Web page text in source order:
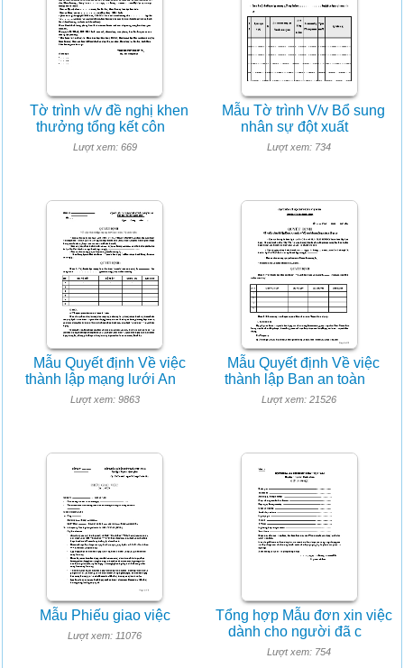
Tờ trình v/v đề nghị khen
thưởng tổng kết côn
Lượt xem: 669
Mẫu Tờ trình V/v Bổ sung
nhân sự đột xuất
Lượt xem: 734
Mẫu Quyết định Về việc
thành lập mạng lưới An
Lượt xem: 9863
Mẫu Quyết định Về việc
thành lập Ban an toàn
Lượt xem: 21526
Mẫu Phiếu giao việc
Lượt xem: 11076
Tổng hợp Mẫu đơn xin việc
dành cho người đã c
Lượt xem: 754